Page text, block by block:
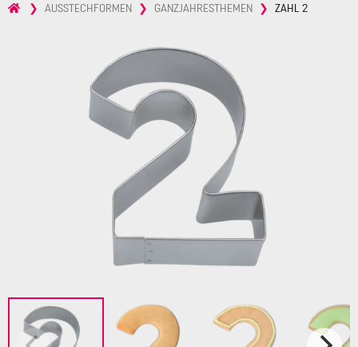
Aufbewahren
Essbare Streudekore
Tortenunterlagen &
Vorspeisen & Desserts
Pasteten- &
Terrinenformen
Nudel- &
Spätzleherstellung
STÄDTER fresh&cool
AUSSTECHFORMEN GANZJAHRESTHEMEN ZAHL 2